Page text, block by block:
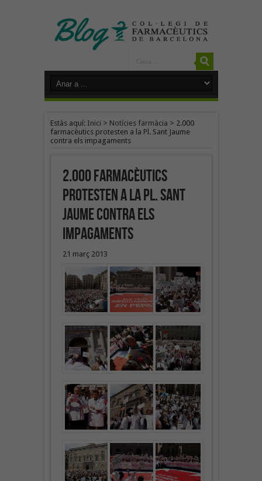
Estàs aquí: Inici > Notícies farmàcia > 2.000
farmacèutics protesten a la Pl. Sant Jaume
contra els impagaments
2.000 farmacèutics
protesten a la Pl. Sant
Jaume contra els
impagaments
21 març 2013